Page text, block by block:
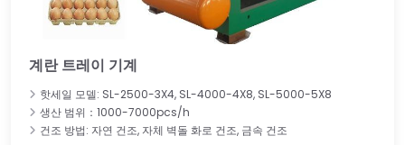
계란 트레이 기계
핫세일 모델: SL-2500-3X4, SL-4000-4X8, SL-5000-5X8
생산 범위：1000-7000pcs/h
건조 방법: 자연 건조, 자체 벽돌 화로 건조, 금속 건조